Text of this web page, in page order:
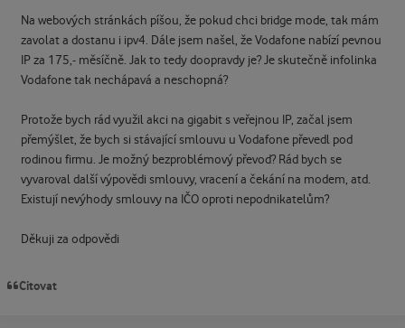
Na webových stránkách píšou, že pokud chci bridge mode, tak mám
zavolat a dostanu i ipv4. Dále jsem našel, že Vodafone nabízí pevnou
IP za 175,- měsíčně. Jak to tedy doopravdy je? Je skutečně infolinka
Vodafone tak nechápavá a neschopná?
Protože bych rád využil akci na gigabit s veřejnou IP, začal jsem
přemýšlet, že bych si stávající smlouvu u Vodafone převedl pod
rodinou firmu. Je možný bezproblémový převod? Rád bych se
vyvaroval další výpovědi smlouvy, vracení a čekání na modem, atd.
Existují nevýhody smlouvy na IČO oproti nepodnikatelům?
Děkuji za odpovědi
Citovat